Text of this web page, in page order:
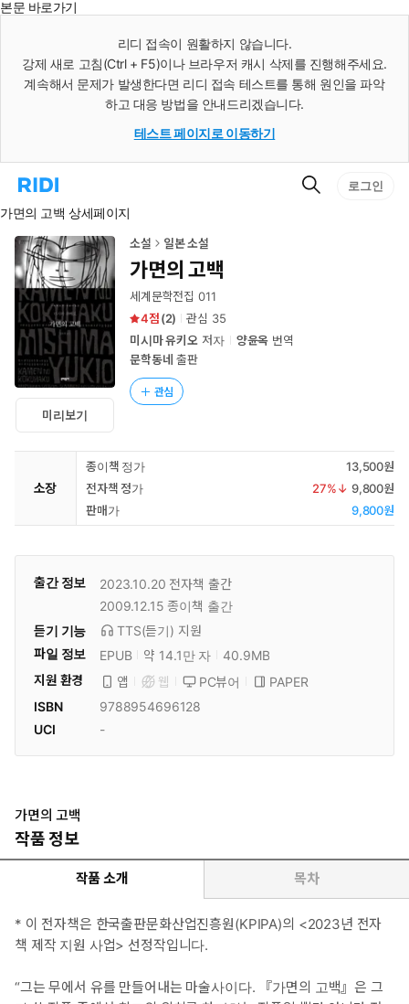
본문 바로가기
리디 접속이 원활하지 않습니다.
강제 새로 고침(Ctrl + F5)이나 브라우저 캐시 삭제를 진행해주세요.
계속해서 문제가 발생한다면 리디 접속 테스트를 통해 원인을 파악
하고 대응 방법을 안내드리겠습니다.
테스트 페이지로 이동하기
리
홈
로
이
동
검
로그인
가면의 고백 상세페이지
미리보기
소설 일본 소설
가면의 고백
세계문학전집 011
4
(2) 관심 35
미시마 유키오 저자 양윤옥 번역
문학동네 출판
관심
소장
종이책 정가
13,500원
전자책 정가
27%↓ 9,800원
판매가
9,800원
출간 정보 2023.10.20 전자책 출간
2009.12.15 종이책 출간
듣기 기능
TTS(듣기) 지원
파일 정보
EPUB 약 14.1만 자
40.9MB
지원 환경
앱 웹 PC뷰어
PAPER
ISBN
9788954696128
UCI
-
가면의 고백
작품 정보
작품 소개 목차
* 이 전자책은 한국출판문화산업진흥원(KPIPA)의 <2023년 전자
책 제작 지원 사업> 선정작입니다.
“그는 무에서 유를 만들어내는 마술사이다. 『가면의 고백』은 그